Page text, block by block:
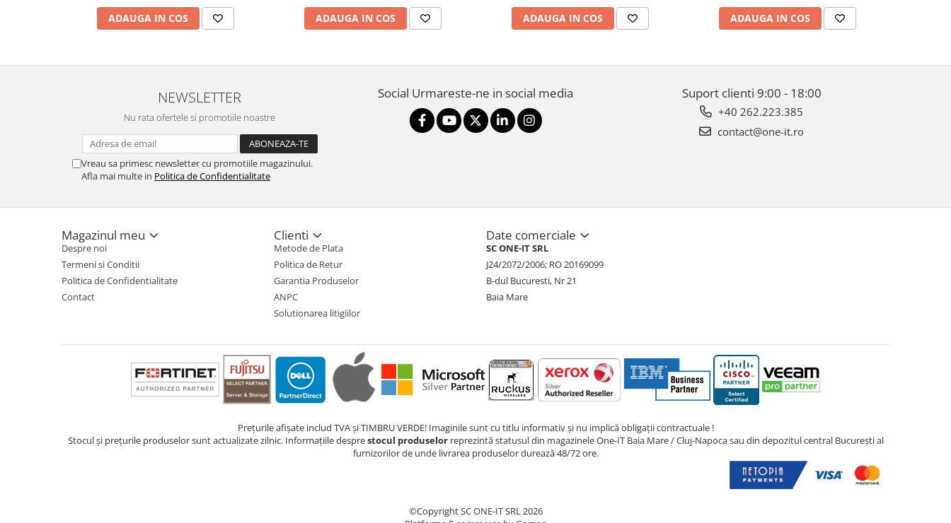
Servere & Componente
Componente Server
Multifunctionale
TV, Multimedia & Electronice
Televizoare & accesorii
Multiboard & Accessorii
Multimedia
ADAUGA IN COS ADAUGA IN COS ADAUGA IN COS
1050Ti 4GB, Killer Wifi 802.11ac, BT,
FGPR, Backlit
ADAUGA IN COS
NEWSLETTER
Nu rata ofertele si promotiile noastre
Vreau sa primesc newsletter cu promotiile magazinului.
Afla mai multe in Politica de Confidentialitate
Social Urmareste-ne in social media Suport clienti 9:00 - 18:00
+40 262.223.385
contact@one-it.ro
Magazinul meu
Despre noi
Termeni si Conditii
Politica de Confidentialitate
Contact
Clienti
Metode de Plata
Politica de Retur
Garantia Produselor
ANPC
Solutionarea litigiilor
Date comerciale
SC ONE-IT SRL
J24/2072/2006; RO 20169099
B-dul Bucuresti, Nr 21
Baia Mare
Prețurile afișate includ TVA și TIMBRU VERDE! Imaginile sunt cu titlu informativ și nu implică obligații contractuale !
Stocul și prețurile produselor sunt actualizate zilnic. Informațiile desprestocul produselorreprezintă statusul din magazinele One-IT Baia Mare / Cluj-Napoca sau din depozitul central București al
furnizorilor de unde livrarea produselor durează 48/72 ore.
©Copyright SC ONE-IT SRL 2026